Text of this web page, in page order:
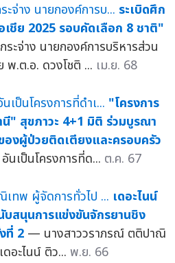
ระเบิดศึก
ชีย 2025 รอบคัดเลือก 8 ชาติ"
จ่าง นายกองค์การบริหารส่วน
.ต.อ. ดวงโชติ ... เม.ย. 68
"โครงการ
" สุขภาวะ 4+1 มิติ ร่วมบูรณา
งผู้ป่วยติดเตียงและครอบครัว
เป็นโครงการที่ด... ต.ค. 67
เดอะไนน์
บสนุนการแข่งขันจักรยานชิง
ที่ 2 — นางสาววราภรณ์ ตติปาณิ
อะไนน์ ติว... พ.ย. 66